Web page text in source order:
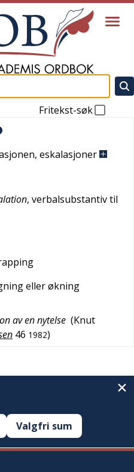
Fritekst-søk
, eskalasjoner
, verbalsubstantiv til
eller økning
av en nytelse (Knut
46 1982)
Valgfri sum